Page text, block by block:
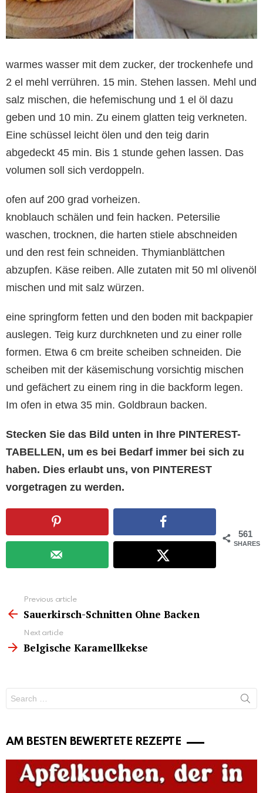
warmes wasser mit dem zucker, der trockenhefe und
2 el mehl verrühren. 15 min. Stehen lassen. Mehl und
salz mischen, die hefemischung und 1 el öl dazu
geben und 10 min. Zu einem glatten teig verkneten.
Eine schüssel leicht ölen und den teig darin
abgedeckt 45 min. Bis 1 stunde gehen lassen. Das
volumen soll sich verdoppeln.
ofen auf 200 grad vorheizen.
knoblauch schälen und fein hacken. Petersilie
waschen, trocknen, die harten stiele abschneiden
und den rest fein schneiden. Thymianblättchen
abzupfen. Käse reiben. Alle zutaten mit 50 ml olivenöl
mischen und mit salz würzen.
eine springform fetten und den boden mit backpapier
auslegen. Teig kurz durchkneten und zu einer rolle
formen. Etwa 6 cm breite scheiben schneiden. Die
scheiben mit der käsemischung vorsichtig mischen
und gefächert zu einem ring in die backform legen.
Im ofen in etwa 35 min. Goldbraun backen.
Stecken Sie das Bild unten in Ihre PINTEREST-
TABELLEN, um es bei Bedarf immer bei sich zu
haben. Dies erlaubt uns, von PINTEREST
vorgetragen zu werden.
561
SHARES
more
Previous article
Sauerkirsch-Schnitten Ohne Backen
Next article
Belgische Karamellkekse
for:
AM BESTEN BEWERTETE REZEPTE